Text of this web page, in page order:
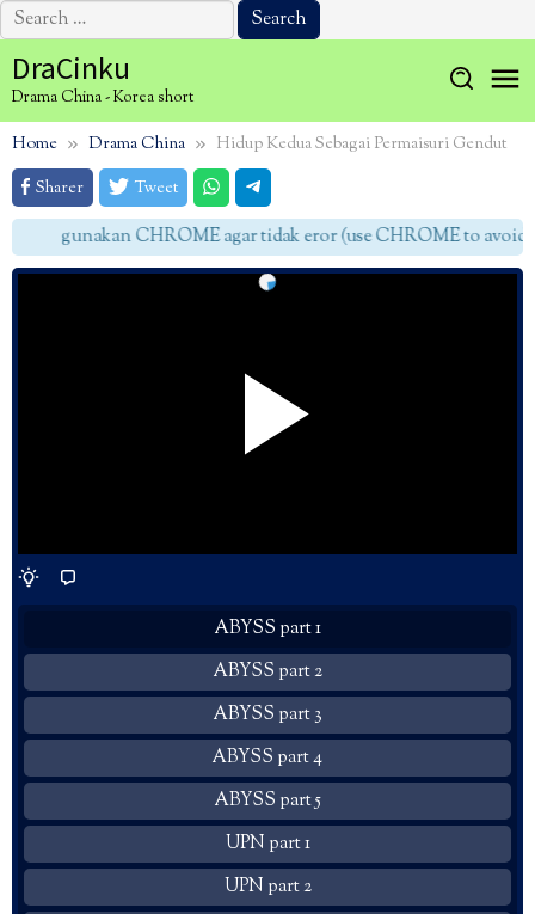
Search
for:
to
content
DraCinku
Drama China - Korea short
Home Drama China
Hidup Kedua Sebagai Permaisuri Gendut
Sharer
Tweet
gunakan CHROME agar tidak eror (use CHROME to avoid
ABYSS part 1
ABYSS part 2
ABYSS part 3
ABYSS part 4
ABYSS part 5
UPN part 1
UPN part 2